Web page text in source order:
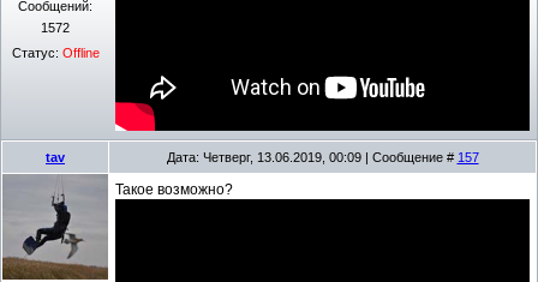
Сообщений:
1572
Статус: Offline
tav Дата: Четверг, 13.06.2019, 00:09 | Сообщение # 157
Такое возможно?